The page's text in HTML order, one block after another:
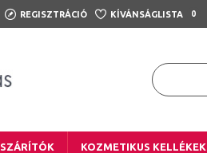
REGISZTRÁCIÓ KÍVÁNSÁGLISTA 0
SZÁRÍTÓK KOZMETIKUS KELLÉKEK